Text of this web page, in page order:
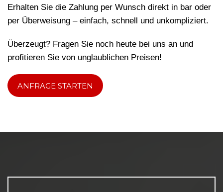
Erhalten Sie die Zahlung per Wunsch direkt in bar oder
per Überweisung – einfach, schnell und unkompliziert.
Überzeugt? Fragen Sie noch heute bei uns an und
profitieren Sie von unglaublichen Preisen!
ANFRAGE STARTEN